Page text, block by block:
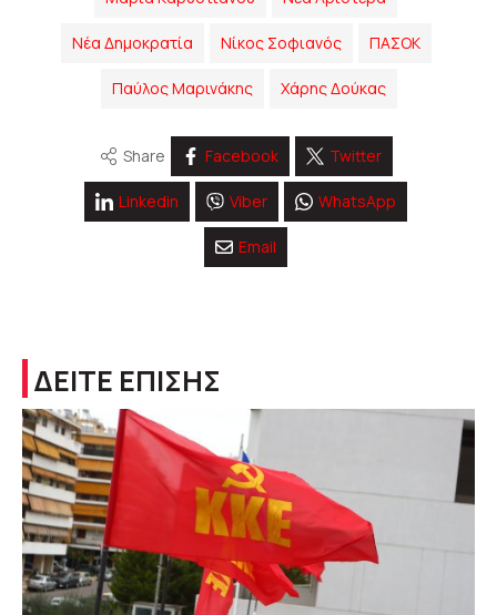
Νέα Δημοκρατία Νίκος Σοφιανός ΠΑΣΟΚ
Παύλος Μαρινάκης Χάρης Δούκας
Share Facebook Twitter
Linkedin Viber WhatsApp
Email
ΔΕΙΤΕ ΕΠΙΣΗΣ